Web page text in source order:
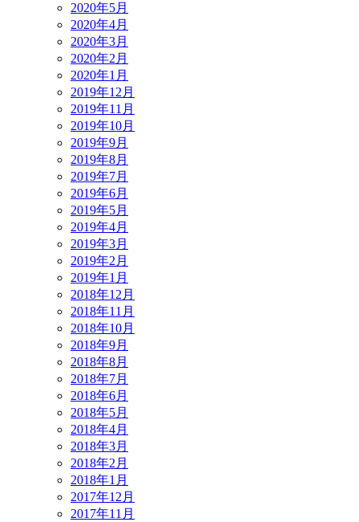
2020年5月
2020年4月
2020年3月
2020年2月
2020年1月
2019年12月
2019年11月
2019年10月
2019年9月
2019年8月
2019年7月
2019年6月
2019年5月
2019年4月
2019年3月
2019年2月
2019年1月
2018年12月
2018年11月
2018年10月
2018年9月
2018年8月
2018年7月
2018年6月
2018年5月
2018年4月
2018年3月
2018年2月
2018年1月
2017年12月
2017年11月